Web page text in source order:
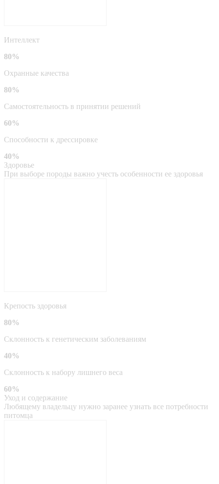
Интеллект
80%
Охранные качества
80%
Самостоятельность в принятии решений
60%
Способности к дрессировке
40%
Здоровье
При выборе породы важно учесть особенности ее здоровья
Крепость здоровья
80%
Склонность к генетическим заболеваниям
40%
Склонность к набору лишнего веса
60%
Уход и содержание
Любящему владельцу нужно заранее узнать все потребности
питомца